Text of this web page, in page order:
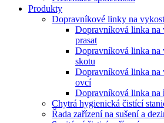
Produkty
Dopravníkové linky na
Dopravníková linka na
prasat
Dopravníková linka na
skotu
Dopravníková linka na
ovcí
Dopravníková linka na
Chytrá hygienická čistící
Řada zařízení na sušení a